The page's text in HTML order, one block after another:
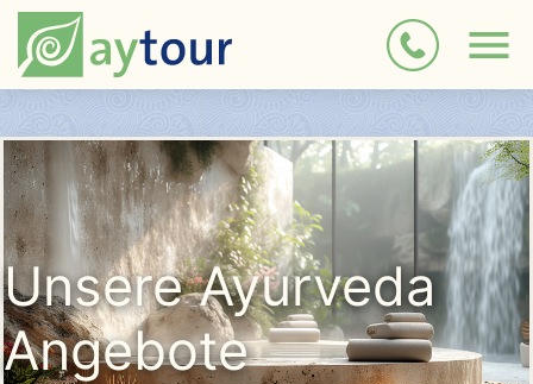
Unsere Ayurveda
Angebote